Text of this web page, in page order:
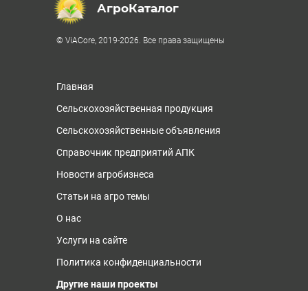
АгроКаталог
© ViACore, 2019-2026. Все права защищены
Главная
Сельскохозяйственная продукция
Сельскохозяйственные объявления
Справочник предприятий АПК
Новости агробизнеса
Статьи на агро темы
О нас
Услуги на сайте
Политика конфиденциальности
Другие наши проекты